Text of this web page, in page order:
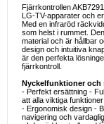
Fjärrkontrollen
LG-TV-apparater och
Med en infraröd
som helst i rummet.
material och är hållbar
design och intuitiva
är den perfekta
fjärrkontroll.
Nyckelfunktioner
- Perfekt ersättning -
att alla viktiga
- Ergonomisk design -
navigering och